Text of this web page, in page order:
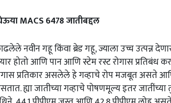
MACS 6478जातीबद्दल
नवीन गहू किंवा ब्रेड गहू, ज्याला उच्च उत्पन्न
होतो आणि पान आणि स्टेम रस्ट रोगास प्रतिबंध
प्रतिकार असलेले हे गव्हाचे रोप मजबूत असते
ह्या जातीच्या गव्हाचे पोषणमूल्य इतर